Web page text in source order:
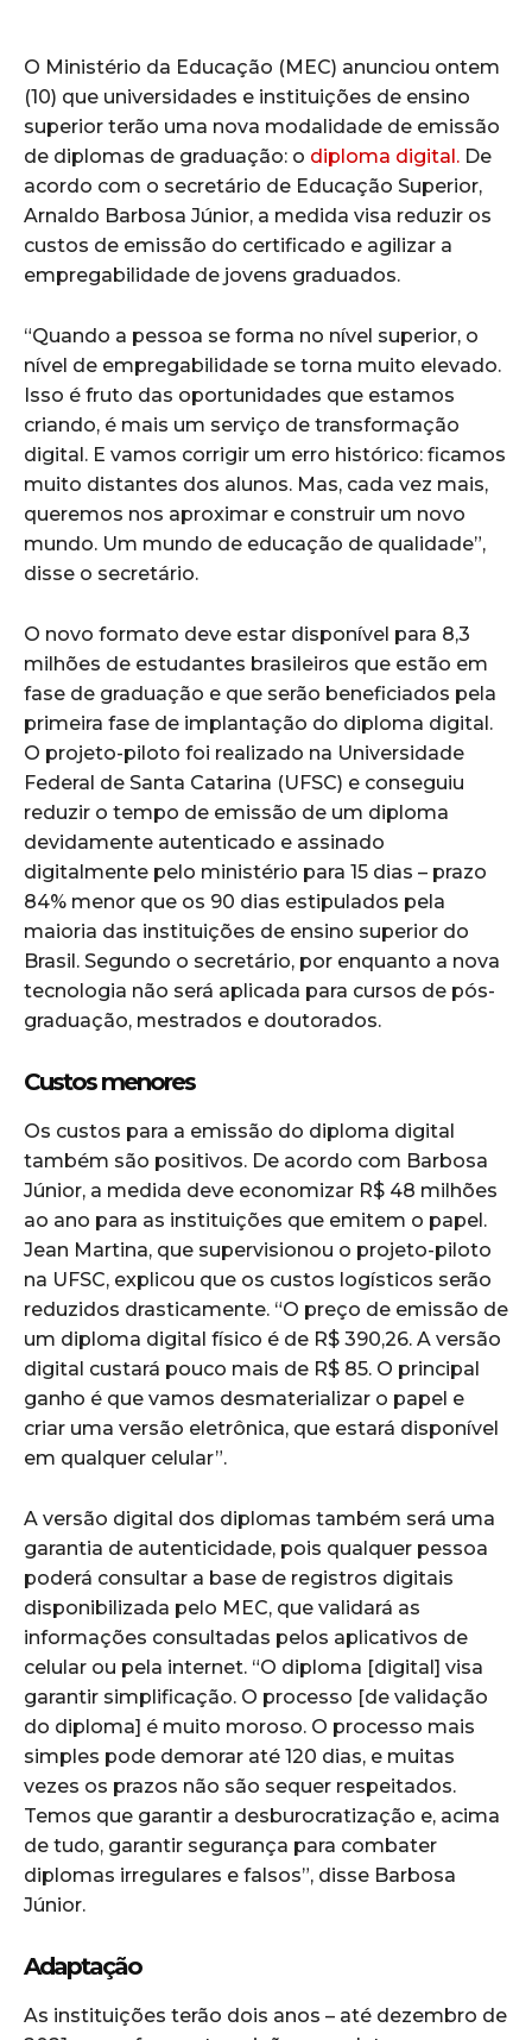
O Ministério da Educação (MEC) anunciou ontem
(10) que universidades e instituições de ensino
superior terão uma nova modalidade de emissão
de diplomas de graduação: o diploma digital. De
acordo com o secretário de Educação Superior,
Arnaldo Barbosa Júnior, a medida visa reduzir os
custos de emissão do certificado e agilizar a
empregabilidade de jovens graduados.
“Quando a pessoa se forma no nível superior, o
nível de empregabilidade se torna muito elevado.
Isso é fruto das oportunidades que estamos
criando, é mais um serviço de transformação
digital. E vamos corrigir um erro histórico: ficamos
muito distantes dos alunos. Mas, cada vez mais,
queremos nos aproximar e construir um novo
mundo. Um mundo de educação de qualidade”,
disse o secretário.
O novo formato deve estar disponível para 8,3
milhões de estudantes brasileiros que estão em
fase de graduação e que serão beneficiados pela
primeira fase de implantação do diploma digital.
O projeto-piloto foi realizado na Universidade
Federal de Santa Catarina (UFSC) e conseguiu
reduzir o tempo de emissão de um diploma
devidamente autenticado e assinado
digitalmente pelo ministério para 15 dias – prazo
84% menor que os 90 dias estipulados pela
maioria das instituições de ensino superior do
Brasil. Segundo o secretário, por enquanto a nova
tecnologia não será aplicada para cursos de pós-
graduação, mestrados e doutorados.
Custos menores
Os custos para a emissão do diploma digital
também são positivos. De acordo com Barbosa
Júnior, a medida deve economizar R$ 48 milhões
ao ano para as instituições que emitem o papel.
Jean Martina, que supervisionou o projeto-piloto
na UFSC, explicou que os custos logísticos serão
reduzidos drasticamente. “O preço de emissão de
um diploma digital físico é de R$ 390,26. A versão
digital custará pouco mais de R$ 85. O principal
ganho é que vamos desmaterializar o papel e
criar uma versão eletrônica, que estará disponível
em qualquer celular”.
A versão digital dos diplomas também será uma
garantia de autenticidade, pois qualquer pessoa
poderá consultar a base de registros digitais
disponibilizada pelo MEC, que validará as
informações consultadas pelos aplicativos de
celular ou pela internet. “O diploma [digital] visa
garantir simplificação. O processo [de validação
do diploma] é muito moroso. O processo mais
simples pode demorar até 120 dias, e muitas
vezes os prazos não são sequer respeitados.
Temos que garantir a desburocratização e, acima
de tudo, garantir segurança para combater
diplomas irregulares e falsos”, disse Barbosa
Júnior.
Adaptação
As instituições terão dois anos – até dezembro de